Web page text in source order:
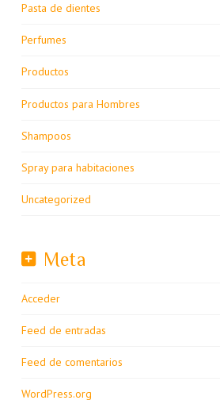
Pasta de dientes
Perfumes
Productos
Productos para Hombres
Shampoos
Spray para habitaciones
Uncategorized
Meta
Acceder
Feed de entradas
Feed de comentarios
WordPress.org